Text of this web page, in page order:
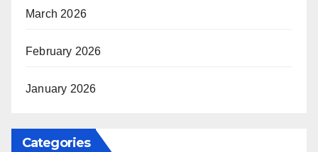
March 2026
February 2026
January 2026
Categories